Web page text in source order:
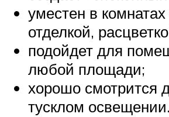
уместен в
отделкой,
подойдет для
любой площади;
хорошо смотрится
тусклом освещении.